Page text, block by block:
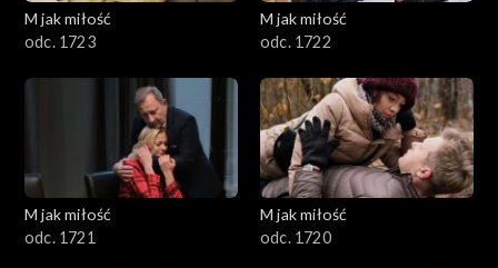
M jak miłość
odc. 1723
M jak miłość
odc. 1722
M jak miłość
odc. 1721
M jak miłość
odc. 1720